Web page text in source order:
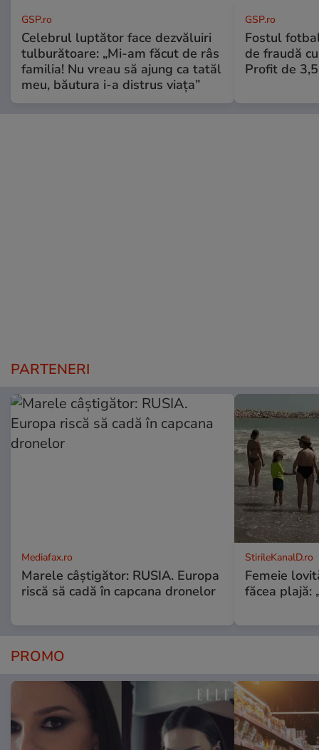
GSP.ro
Celebrul luptător face dezvăluiri
tulburătoare: „Mi-am făcut de râs
familia! Nu vreau să ajung ca tatăl
meu, băutura i-a distrus viața”
GSP.ro
Fostul
de fraudă
Profit de
PARTENERI
Mediafax.ro
Marele câștigător: RUSIA. Europa
riscă să cadă în capcana dronelor
StirileKanalD.ro
Femeie
făcea plajă:
PROMO